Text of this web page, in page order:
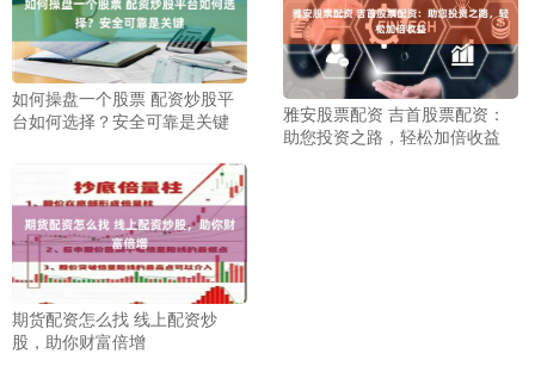
如何操盘一个股票 配资炒股平
台如何选择？安全可靠是关键
雅安股票配资 吉首股票配资：
助您投资之路，轻松加倍收益
期货配资怎么找 线上配资炒
股，助你财富倍增